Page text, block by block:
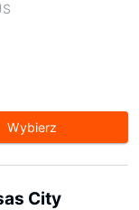
Wybierz
City